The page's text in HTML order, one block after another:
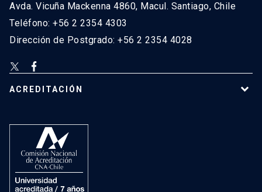
Avda. Vicuña Mackenna 4860, Macul. Santiago, Chile
Teléfono: +56 2 2354 4303
Dirección de Postgrado: +56 2 2354 4028
ACREDITACIÓN